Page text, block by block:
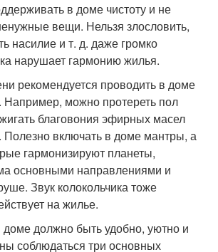
в доме чистоту и не
вещи. Нельзя злословить,
насилие и т. д. даже громко
нарушает гармонию жилья.
рекомендуется проводить в доме
Например, можно протереть пол
благовония эфирных масел
включать в доме мантры, а
гармонизируют планеты,
основными направлениями и
Звук колокольчика тоже
на жилье.
доме должно быть удобно, уютно и
соблюдаться три основных